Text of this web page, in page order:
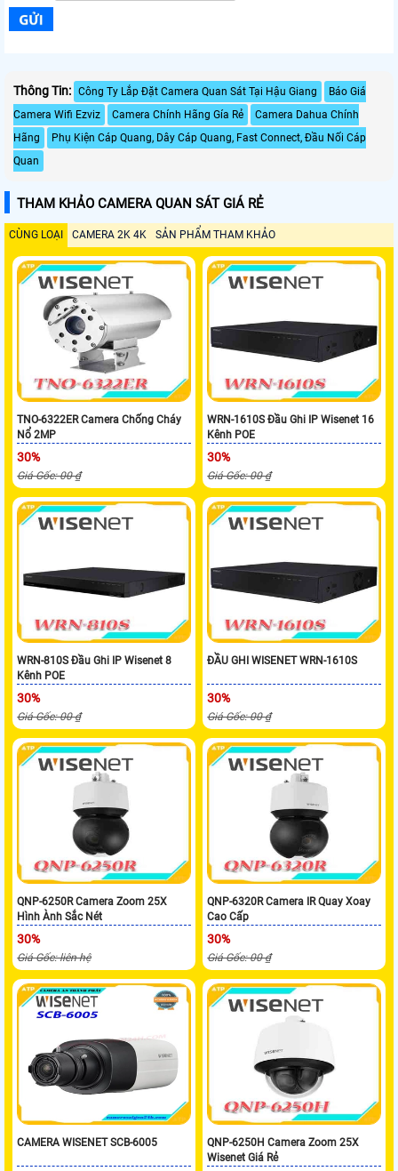
Thông Tin: Công Ty Lắp Đặt Camera Quan Sát Tại Hậu Giang
Báo Giá
Camera Wifi Ezviz
Camera Chính Hãng Gía Rẻ
Camera Dahua Chính
Hãng
Phụ Kiện Cáp Quang, Dây Cáp Quang, Fast Connect, Đầu Nối Cáp
Quan
THAM KHẢO CAMERA QUAN SÁT GIÁ RẺ
CÙNG LOẠI CAMERA 2K 4K SẢN PHẨM THAM KHẢO
TNO-6322ER Camera Chống Cháy
Nổ 2MP
30%
Giá Gốc: 00 ₫
WRN-1610S Đầu Ghi IP Wisenet 16
Kênh POE
30%
Giá Gốc: 00 ₫
WRN-810S Đầu Ghi IP Wisenet 8
Kênh POE
30%
Giá Gốc: 00 ₫
ĐẦU GHI WISENET WRN-1610S
30%
Giá Gốc: 00 ₫
QNP-6250R Camera Zoom 25X
Hình Ành Sắc Nét
30%
Giá Gốc: liên hệ
QNP-6320R Camera IR Quay Xoay
Cao Cấp
30%
Giá Gốc: 00 ₫
CAMERA WISENET SCB-6005
QNP-6250H Camera Zoom 25X
Wisenet Giá Rẻ